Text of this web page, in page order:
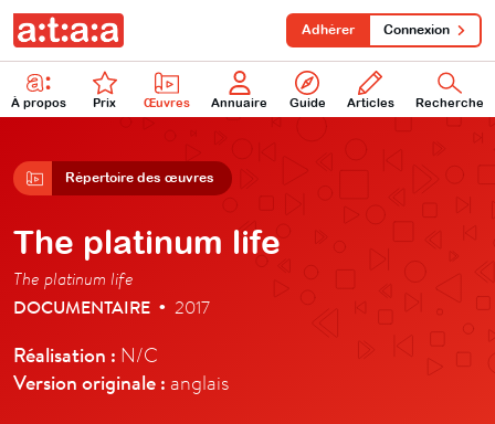
À propos Prix Œuvres Annuaire Guide Articles Recherche
Adhérer Connexion
Répertoire des œuvres
The platinum life
The platinum life
DOCUMENTAIRE • 2017
Réalisation : N/C
Version originale : anglais